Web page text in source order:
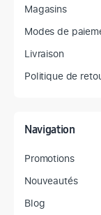
Magasins
Modes de
Livraison
Politique de
Navigation
Promotions
Nouveautés
Blog